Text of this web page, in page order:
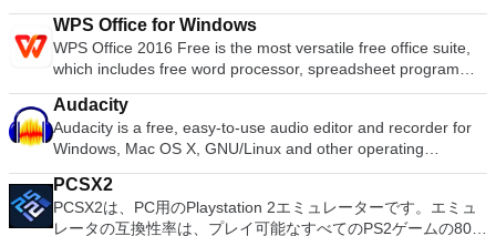
ーションおよびディスク管理ユーティリティです。パーティシ
ョンの拡張（特にシステムドライブ用）、ディスク領域の管
理、MBRおよびGUIDパーティションテーブル（GPT）ディス
クのディスク領域不足の問題の解決を可能にします。 パーテ
ィションのサイズ変更/移動システムドライブを拡張するディ
スクとパーティションをコピーパーティションをマージ分割パ
ーティション空き領域を再分配するダイナミックディスクの変
換パーティションを回復する
WPS Office for Windows
WPS Office 2016 Free is the most versatile free office suite,
which includes free word processor, spreadsheet program
and presentation maker. With these three programs you will
easily be able to deal with any office related tasks. WPS
Office 2016 Free has multiple language support for English,
French, German, Spanish, Portuguese,Russian and Polish
languages. To switch between languages requires only a
single click! Despite being a free suite, WPS Office comes
with many innovative features, such as the paragraph
Audacity
Audacity is a free, easy-to-use audio editor and recorder for
Windows, Mac OS X, GNU/Linux and other operating
systems. You can use Audacity to: Record live audio. Convert
tapes and records into digital recordings or CDs. Edit Ogg
Vorbis, MP3, WAV or AIFF sound files. Cut, copy, splice or mix
PCSX2
PCSX2は、PC用のPlaystation 2エミュレーターです。エミュ
レータの互換性率は、プレイ可能なすべてのPS2ゲームの80％